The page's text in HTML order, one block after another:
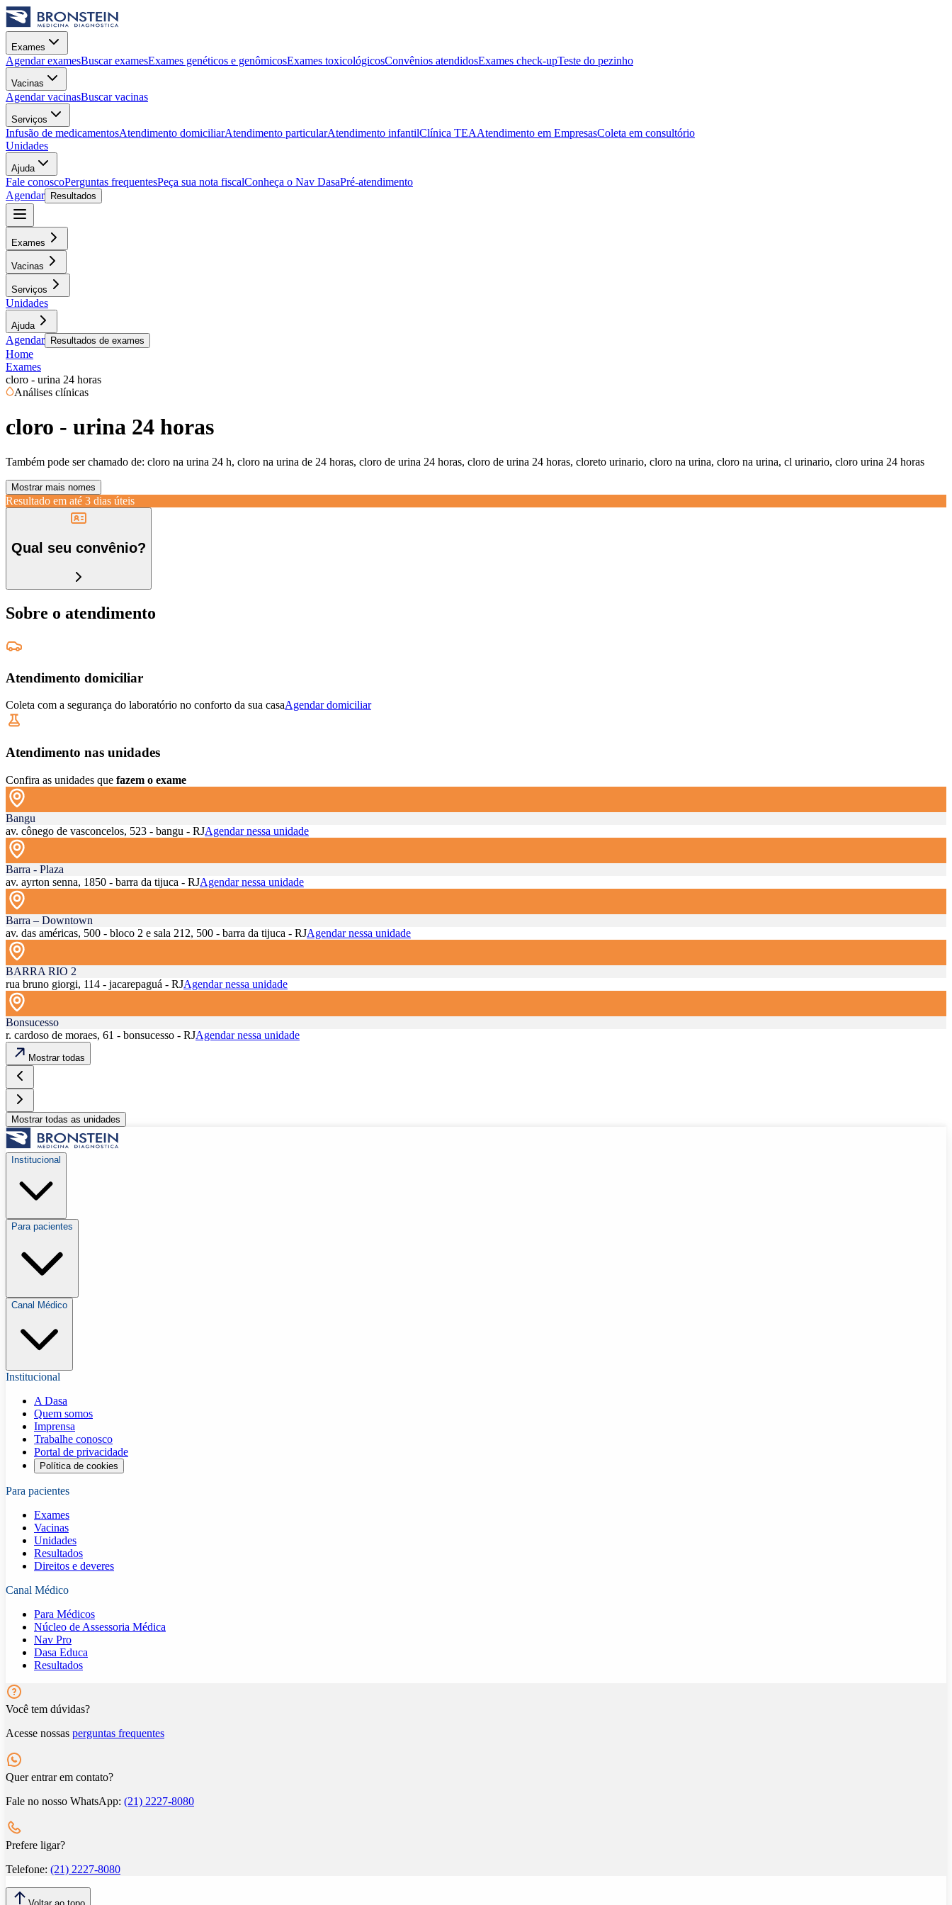
Exames
Agendar examesBuscar examesExames genéticos e genômicosExames toxicológicosConvênios atendidosExames check-upTeste do pezinho
Vacinas
Agendar vacinasBuscar vacinas
Serviços
Infusão de medicamentosAtendimento domiciliarAtendimento particularAtendimento infantilClínica TEAAtendimento em EmpresasColeta em consultório
Unidades
Ajuda
Fale conoscoPerguntas frequentesPeça sua nota fiscalConheça o Nav DasaPré-atendimento
Agendar
Resultados
Exames
Vacinas
Serviços
Unidades
Ajuda
Agendar Resultados de exames
Home
Exames
cloro - urina 24 horas
Análises clínicas
cloro - urina 24 horas
Também pode ser chamado de: cloro na urina 24 h, cloro na urina de 24 horas, cloro de urina 24 horas, cloro de urina 24 horas, cloreto urinario, cloro na urina, cloro na urina, cl urinario, cloro urina 24 horas
Mostrar mais nomes
Resultado em até 3 dias úteis
Qual seu convênio?
Sobre o atendimento
Atendimento domiciliar
Coleta com a segurança do laboratório no conforto da sua casaAgendar domiciliar
Atendimento nas unidades
Confira as unidades que fazem o exame
Bangu
av. cônego de vasconcelos, 523 - bangu - RJAgendar nessa unidade
Barra - Plaza
av. ayrton senna, 1850 - barra da tijuca - RJAgendar nessa unidade
Barra – Downtown
av. das américas, 500 - bloco 2 e sala 212, 500 - barra da tijuca - RJAgendar nessa unidade
BARRA RIO 2
rua bruno giorgi, 114 - jacarepaguá - RJAgendar nessa unidade
Bonsucesso
r. cardoso de moraes, 61 - bonsucesso - RJAgendar nessa unidade
Mostrar todas
Mostrar todas as unidades
Institucional
Para pacientes
Canal Médico
Institucional
A Dasa
Quem somos
Imprensa
Trabalhe conosco
Portal de privacidade
Política de cookies
Para pacientes
Exames
Vacinas
Unidades
Resultados
Direitos e deveres
Canal Médico
Para Médicos
Núcleo de Assessoria Médica
Nav Pro
Dasa Educa
Resultados
Você tem dúvidas?
Acesse nossas perguntas frequentes
Quer entrar em contato?
Fale no nosso WhatsApp: (21) 2227-8080
Prefere ligar?
Telefone: (21) 2227-8080